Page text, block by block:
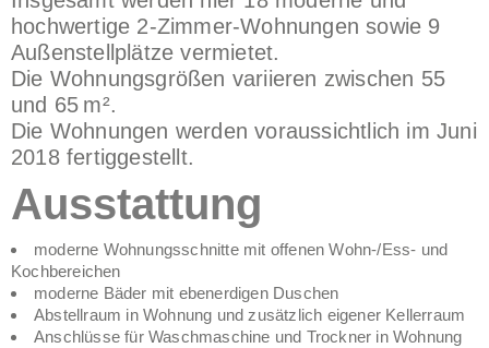
hochwertige 2-Zimmer-Wohnungen sowie 9
Außenstellplätze vermietet.
Die Wohnungsgrößen variieren zwischen 55
und 65 m².
Die Wohnungen werden voraussichtlich im Juni
2018 fertiggestellt.
Ausstattung
moderne Wohnungsschnitte mit offenen Wohn-/Ess- und
Kochbereichen
moderne Bäder mit ebenerdigen Duschen
Abstellraum in Wohnung und zusätzlich eigener Kellerraum
Anschlüsse für Waschmaschine und Trockner in Wohnung